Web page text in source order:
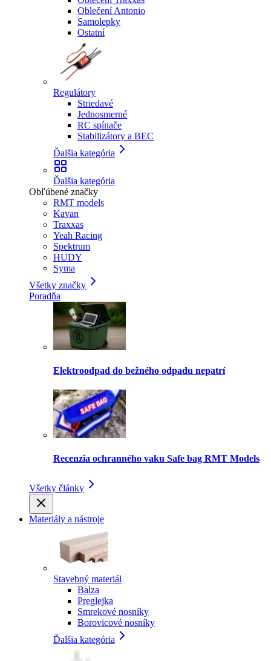
Oblečení Antonio
Samolepky
Ostatní
Regulátory
Striedavé
Jednosmerné
RC spínače
Stabilizátory a BEC
Ďalšia kategória
Ďalšia kategória
Obľúbené značky
RMT models
Kavan
Traxxas
Yeah Racing
Spektrum
HUDY
Syma
Všetky značky
Poradňa
Elektroodpad do bežného odpadu nepatrí
Recenzia ochranného vaku Safe bag RMT Models
Všetky články
Materiály a nástroje
Stavebný materiál
Balza
Preglejka
Smrekové nosníky
Borovicové nosníky
Ďalšia kategória